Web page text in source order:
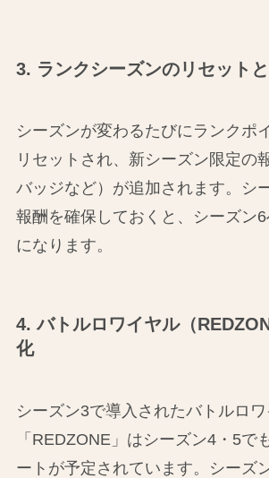
3. ランクシーズンのリセット
シーズンが変わるたびにランクポ
リセットされ、新シーズン限定の
バッジなど）が追加されます。シ
報酬を確保しておくと、シーズン
になります。
4. バトルロワイヤル（
化
シーズン3で導入されたバトルロ
「REDZONE」はシーズン4・5で
ートが予定されています。シーズ